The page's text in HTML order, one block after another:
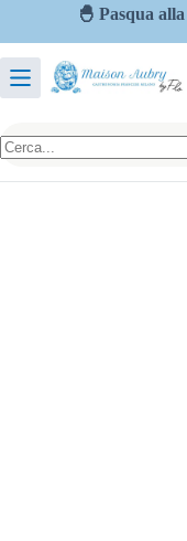
🐣 Pasqua